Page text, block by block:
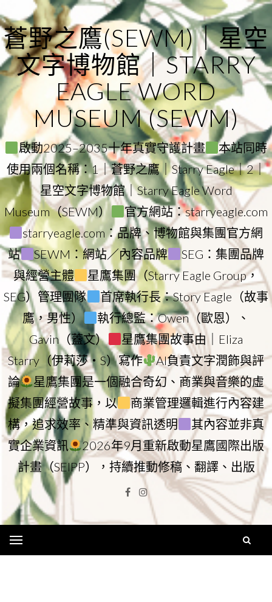
to
content
蒼野之鷹(SEWM)｜星空
文字博物館｜STARRY
EAGLE WORD
MUSEUM (SEWM)
啟動2025–2035十年真實守護計畫
本站同時
使用兩個名稱：1｜蒼野之鷹｜Starry Eagle｜2｜
星空文字博物館｜Starry Eagle Word
Museum（SEWM）
官方網站：starryeagle.com
starryeagle.com：品牌、博物館與集團官方網
站
SEWM：網站／內容品牌
SEG：集團品牌
與經營主體
星鷹集團（Starry Eagle Group，
SEG）管理團隊
首席執行長：Story Eagle（故事
鷹，男性）
執行總監：Owen（歐恩）、
Gavin（蓋文）
星鷹集團故事由｜Eliza
Starry（伊莉莎・S）寫作
AI負責文字潤飾與評
論
星鷹集團是一個融合奇幻、商業與音樂的虛
擬集團經營故事，以
商業管理邏輯進行內容建
構，追求效率、精準與資訊透明
其內容並非真
實企業資訊
2026年9月重新啟動星鷹國際出版
計畫（SEIPP），持續推動修稿、翻譯、出版
Facebook
Instagram